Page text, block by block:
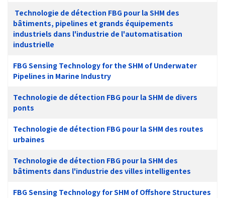
Technologie de détection FBG pour la SHM des
bâtiments, pipelines et grands équipements
industriels dans l'industrie de l'automatisation
industrielle
FBG Sensing Technology for the SHM of Underwater
Pipelines in Marine Industry
Technologie de détection FBG pour la SHM de divers
ponts
Technologie de détection FBG pour la SHM des routes
urbaines
Technologie de détection FBG pour la SHM des
bâtiments dans l'industrie des villes intelligentes
FBG Sensing Technology for SHM of Offshore Structures